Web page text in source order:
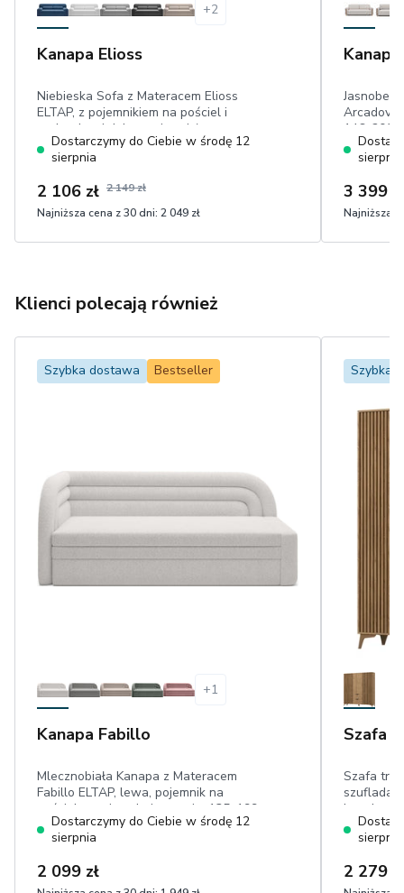
+2
Kanapa Elioss
Niebieska Sofa z Materacem Elioss
ELTAP, z pojemnikiem na pościel i
poduszkami dekoracyjnymi, łatwa w
czyszczeniu tkanina sztruks
Dostarczymy do Ciebie w środę 12
sierpnia
2 106 zł 2 149 zł
Najniższa cena z 30 dni: 2 049 zł
Arcadova
146x200
elementy
dotyku
sierpnia
3 399
Najniższa
Klienci polecają również
Szybka dostawa Bestseller
+1
Kanapa Fabillo
Mlecznobiała Kanapa z Materacem
Fabillo ELTAP, lewa, pojemnik na
pościel, powierzchnia spania: 135x199
cm, dwa materace, miękka, przyjemna
w dotyku boucle
Dostarczymy do Ciebie w środę 12
sierpnia
2 099 zł
Szybka
Szafa
Szafa
lamele
sierpnia
2 279